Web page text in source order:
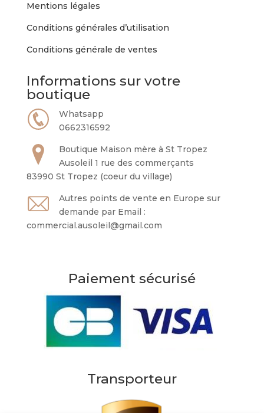
Mentions légales
Conditions générales d’utilisation
Conditions générale de ventes
Informations sur votre
boutique
Whatsapp
0662316592
Boutique Maison mère à St Tropez
Ausoleil 1 rue des commerçants
83990 St Tropez (coeur du village)
Autres points de vente en Europe sur
demande par Email :
commercial.ausoleil@gmail.com
Paiement sécurisé
Transporteur